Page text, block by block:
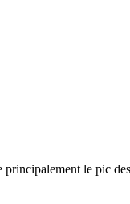
principalement le pic des